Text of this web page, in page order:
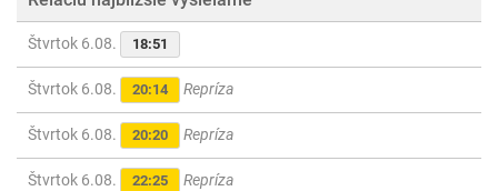
Štvrtok 6.08. 18:51
Štvrtok 6.08. 20:14 Repríza
Štvrtok 6.08. 20:20 Repríza
Štvrtok 6.08. 22:25 Repríza